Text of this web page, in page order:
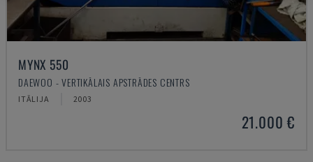
MYNX 550
DAEWOO - VERTIKĀLAIS APSTRĀDES CENTRS
ITĀLIJA 2003
21.000 €